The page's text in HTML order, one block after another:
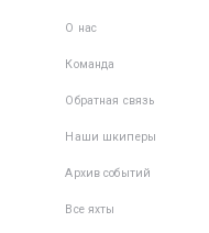
О нас
Команда
Обратная связь
Наши шкиперы
Архив событий
Все яхты